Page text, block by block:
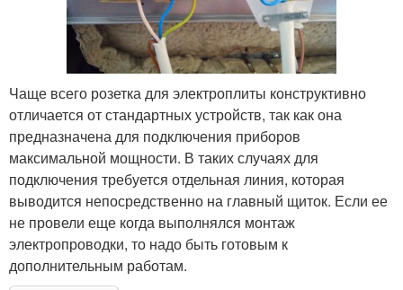
Чаще всего розетка для электроплиты конструктивно
отличается от стандартных устройств, так как она
предназначена для подключения приборов
максимальной мощности. В таких случаях для
подключения требуется отдельная линия, которая
выводится непосредственно на главный щиток. Если ее
не провели еще когда выполнялся монтаж
электропроводки, то надо быть готовым к
дополнительным работам.